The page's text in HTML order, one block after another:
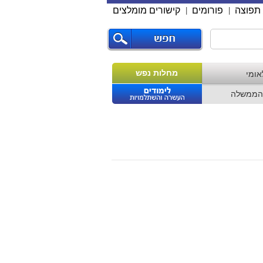
פורומים קישורים מומלצים
מחלות נפש
הממשלה